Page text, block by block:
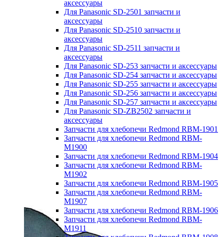
аксессуары
Для Panasonic SD-2501 запчасти и
аксессуары
Для Panasonic SD-2510 запчасти и
аксессуары
Для Panasonic SD-2511 запчасти и
аксессуары
Для Panasonic SD-253 запчасти и аксессуары
Для Panasonic SD-254 запчасти и аксессуары
Для Panasonic SD-255 запчасти и аксессуары
Для Panasonic SD-256 запчасти и аксессуары
Для Panasonic SD-257 запчасти и аксессуары
Для Panasonic SD-ZB2502 запчасти и
аксессуары
Запчасти для хлебопечи Redmond RBM-1901
Запчасти для хлебопечи Redmond RBM-
M1900
Запчасти для хлебопечи Redmond RBM-1904
Запчасти для хлебопечи Redmond RBM-
M1902
Запчасти для хлебопечи Redmond RBM-1905
Запчасти для хлебопечи Redmond RBM-
M1907
Запчасти для хлебопечи Redmond RBM-1906
Запчасти для хлебопечи Redmond RBM-
M1911